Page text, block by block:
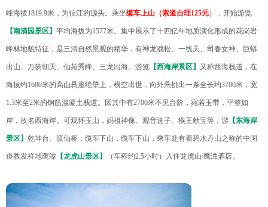
峰海拔1819.9米，为信江的源头。乘坐缆车上山（索道自理125元），开始游览
【南清园景区】 平均海拔为1577米。集中展示了十四亿年地质演化形成的花岗岩
峰林地貌特征，是三清自然景观的精华，有神龙戏松、一线天、司春女神、巨蟒
出山、万笏朝天、仙苑秀峰、三龙出海。游览 【西海岸景区】 又称西海栈道，在
海拔约1600米的高山悬崖绝壁上，横空出世，向外悬挑出一条全长约3700米，宽
1.3米至2米的钢筋混凝土栈道。因其中有2700米不见台阶，宛若玉带，平整如
岸，故名西海岸。可观怀玉山，妈祖神像、观音送子、猴王献宝等，游 【东海岸
景区】 乾坤台、渡仙桥，缆车下山，缆车下山，乘车赴有着碧水丹山之称的中国
道教发祥地鹰潭 【龙虎山景区】 （车程约2.5小时）入住龙虎山/鹰潭酒店。